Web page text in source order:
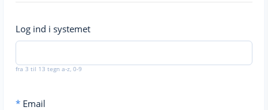
Log ind i systemet
fra 3 til 13 tegn a-z, 0-9
* Email